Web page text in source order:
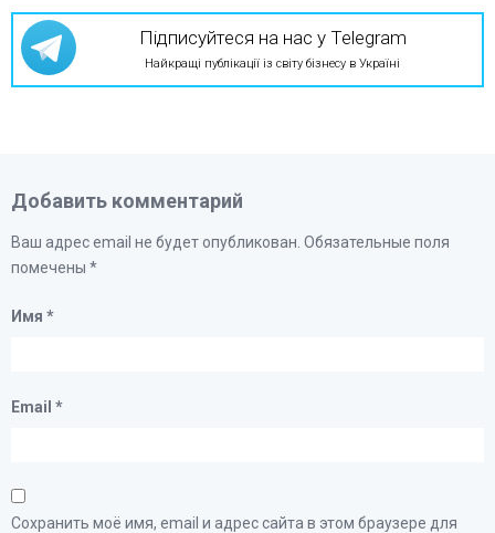
Підписуйтеся на нас у Telegram
Найкращі публікації із світу бізнесу в Україні
Добавить комментарий
Ваш адрес email не будет опубликован. Обязательные поля
помечены *
Имя *
Email *
Сохранить моё имя, email и адрес сайта в этом браузере для